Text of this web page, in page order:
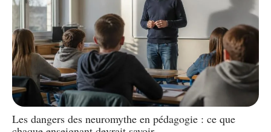
Les dangers des neuromythe en pédagogie : ce que